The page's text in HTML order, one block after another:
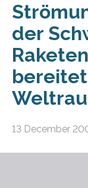
der
13 December